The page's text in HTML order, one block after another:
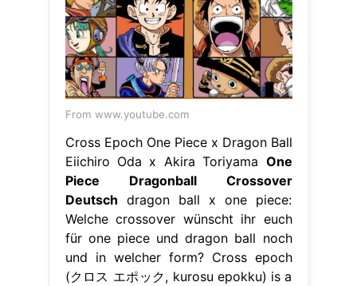
From www.youtube.com
Cross Epoch One Piece x Dragon Ball
Eiichiro Oda x Akira Toriyama One
Piece Dragonball Crossover
Deutsch dragon ball x one piece:
Welche crossover wünscht ihr euch
für one piece und dragon ball noch
und in welcher form? Cross epoch
(クロス エポック, kurosu epokku) is a